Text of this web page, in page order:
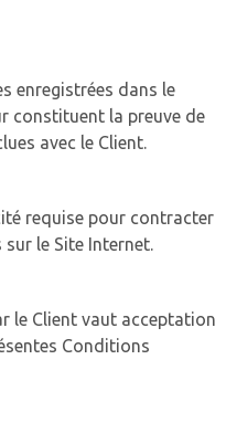
enregistrées dans le
constituent la preuve de
avec le Client.
requise pour contracter
le Site Internet.
le Client vaut acceptation
Conditions